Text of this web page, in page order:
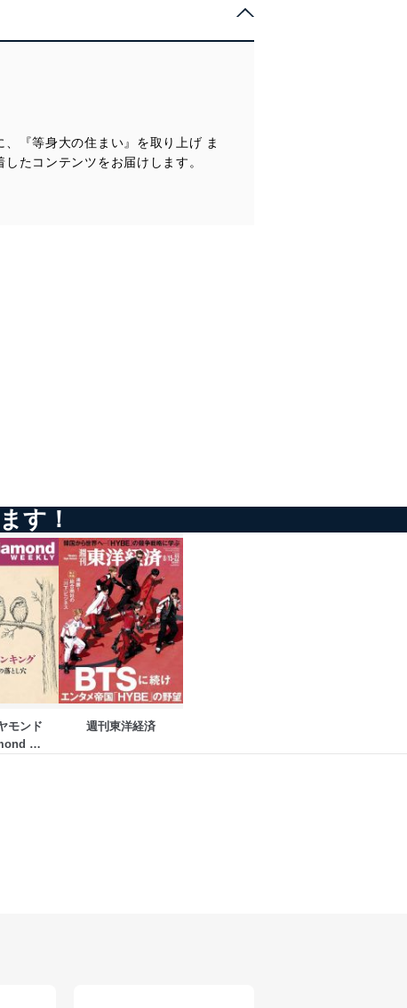
対策を実施し、個人情報の
タベース等を取り扱う情報
用により、これを最新状態
継続的に改善し、常に最良
下までご連絡ください。
『等身大の住まい』を取り上げ ま
たコンテンツをお届けします。
す！
モンド
週刊東洋経済